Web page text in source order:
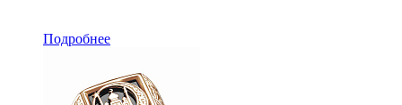
Подробнее